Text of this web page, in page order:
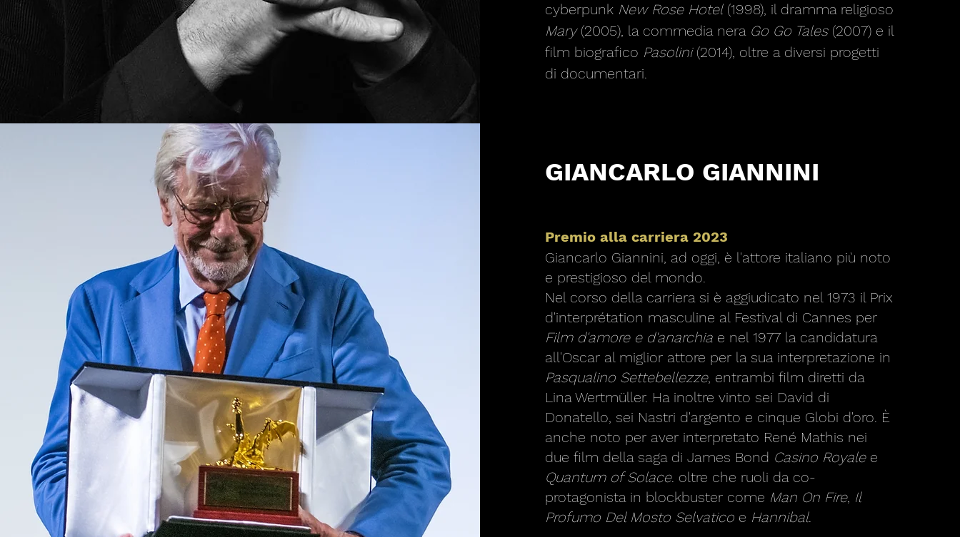
cyberpunk New Rose Hotel(1998), il dramma religioso
Mary(2005), la commedia nera Go Go Tales(2007) e il
film biografico Pasolini(2014), oltre a diversi progetti
di documentari.
GIANCARLO GIANNINI
Premio alla carriera 2023
Giancarlo Giannini, ad oggi, è l'attore italiano più noto
e prestigioso del mondo.
Nel corso della carriera si è aggiudicato nel 1973 il Prix
d'interprétation masculine al Festival di Cannes per
Film d'amore e d'anarchia e nel 1977 la candidatura
all'Oscar al miglior attore per la sua interpretazione in
Pasqualino Settebellezze, entrambi film diretti da
Lina Wertmüller. Ha inoltre vinto sei David di
Donatello, sei Nastri d'argento e cinque Globi d'oro. È
anche noto per aver interpretato René Mathis nei
due film della saga di James Bond Casino Royalee
Quantum of Solace. oltre che ruoli da co-
protagonista in blockbuster come Man On Fire, Il
Profumo Del Mosto Selvatico e Hannibal.